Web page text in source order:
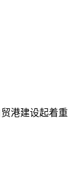
港建设起着重